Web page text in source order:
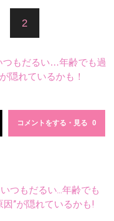
2
もだるい…年齢でも過
隠れているかも！
コメントをする・見る
つもだるい...年齢でも
”が隠れているかも!